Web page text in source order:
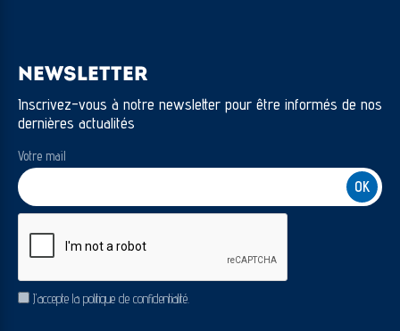
NEWSLETTER
Inscrivez-vous à notre newsletter pour être informés de nos
dernières actualités
Votre mail
RGPDJ’accepte la politique de confidentialité.